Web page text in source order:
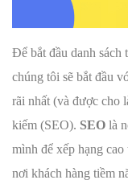
Để bắt đầu danh sách
chúng tôi sẽ bắt đầu
rãi nhất (và được cho
kiếm (SEO). SEO là
mình để xếp hạng
nơi khách hàng tiềm